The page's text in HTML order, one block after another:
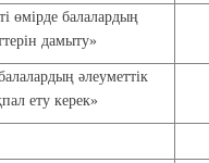
өмірде балалардың
дамыту»
әлеуметтік
ету керек»